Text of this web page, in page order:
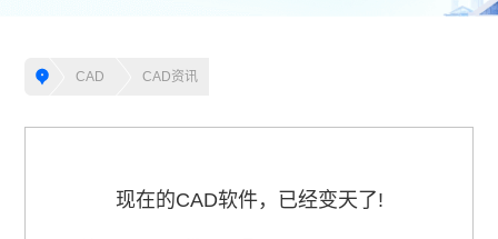
CAD CAD资讯
现在的CAD软件，已经变天了!